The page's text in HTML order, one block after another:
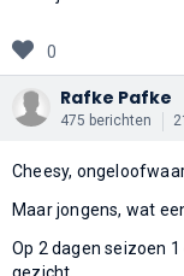
0
Rafke Pafke
475 berichten
Cheesy,
Maar jongens, wat
Op 2 dagen seizoen
gezicht.